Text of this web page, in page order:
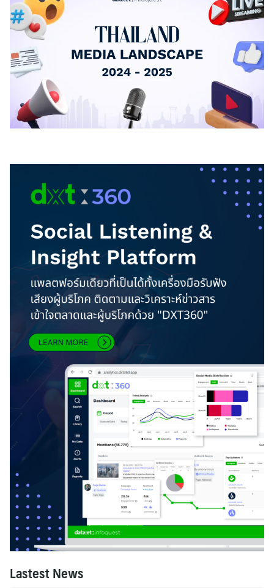
Lastest News